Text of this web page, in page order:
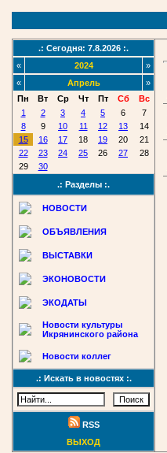
.: Сегодня: 7.8.2026 :.
«
2024
»
«
Апрель
»
Пн
Вт Ср Чт Пт Сб
Вс
1
2 3 4 5 6
7
8
9 10 11 12 13
14
15
16 17 18 19 20
21
22
23 24 25 26 27
28
29
30
.: Разделы :.
НОВОСТИ
ОБЪЯВЛЕНИЯ
ВЫСТАВКИ
ЭКОНОВОСТИ
ЭКОДАТЫ
Новости культуры
Икрянинского района
Новости коллег
.: Искать в новостях :.
RSS
ВЫХОД